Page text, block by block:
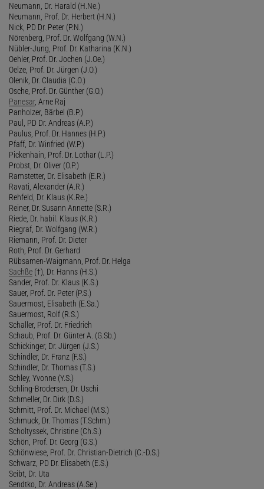
Neumann, Dr. Harald (H.Ne.)
Neumann, Prof. Dr. Herbert (H.N.)
Nick, PD Dr. Peter (P.N.)
Nörenberg, Prof. Dr. Wolfgang (W.N.)
Nübler-Jung, Prof. Dr. Katharina (K.N.)
Oehler, Prof. Dr. Jochen (J.Oe.)
Oelze, Prof. Dr. Jürgen (J.O.)
Olenik, Dr. Claudia (C.O.)
Osche, Prof. Dr. Günther (G.O.)
Panesar, Arne Raj
Panholzer, Bärbel (B.P.)
Paul, PD Dr. Andreas (A.P.)
Paulus, Prof. Dr. Hannes (H.P.)
Pfaff, Dr. Winfried (W.P.)
Pickenhain, Prof. Dr. Lothar (L.P.)
Probst, Dr. Oliver (O.P.)
Ramstetter, Dr. Elisabeth (E.R.)
Ravati, Alexander (A.R.)
Rehfeld, Dr. Klaus (K.Re.)
Reiner, Dr. Susann Annette (S.R.)
Riede, Dr. habil. Klaus (K.R.)
Riegraf, Dr. Wolfgang (W.R.)
Riemann, Prof. Dr. Dieter
Roth, Prof. Dr. Gerhard
Rübsamen-Waigmann, Prof. Dr. Helga
Sachße (†), Dr. Hanns (H.S.)
Sander, Prof. Dr. Klaus (K.S.)
Sauer, Prof. Dr. Peter (P.S.)
Sauermost, Elisabeth (E.Sa.)
Sauermost, Rolf (R.S.)
Schaller, Prof. Dr. Friedrich
Schaub, Prof. Dr. Günter A. (G.Sb.)
Schickinger, Dr. Jürgen (J.S.)
Schindler, Dr. Franz (F.S.)
Schindler, Dr. Thomas (T.S.)
Schley, Yvonne (Y.S.)
Schling-Brodersen, Dr. Uschi
Schmeller, Dr. Dirk (D.S.)
Schmitt, Prof. Dr. Michael (M.S.)
Schmuck, Dr. Thomas (T.Schm.)
Scholtyssek, Christine (Ch.S.)
Schön, Prof. Dr. Georg (G.S.)
Schönwiese, Prof. Dr. Christian-Dietrich (C.-D.S.)
Schwarz, PD Dr. Elisabeth (E.S.)
Seibt, Dr. Uta
Sendtko, Dr. Andreas (A.Se.)